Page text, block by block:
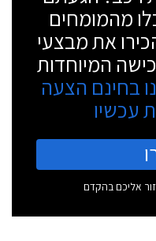
מהמומחים
את מבצעי
המיוחדות
בחינם הצעה
עכשיו
אליכם בהקדם